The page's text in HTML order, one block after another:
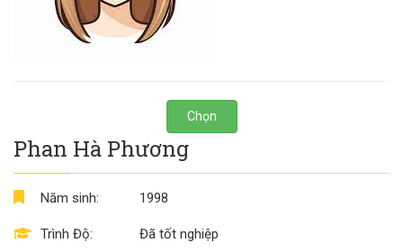
Chọn
Phan Hà Phương
Năm sinh:
Trình Độ:
1998
Đã tốt nghiệp